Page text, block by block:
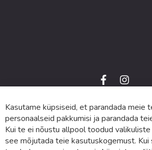
f
a
e
b
o
o
k
i
n
t
a
g
r
a
m
© 2024 SUVA. Kõik õigused
Kasutame küpsiseid, et parandada meie
personaalseid pakkumisi ja parandada
Kui te ei nõustu allpool toodud
see mõjutada teie kasutuskogemust.